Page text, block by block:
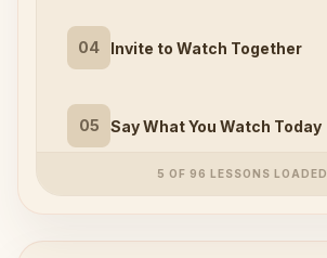
04 Invite to Watch Together
05 Say What You Watch Today
5 OF 96 LESSONS LOADED